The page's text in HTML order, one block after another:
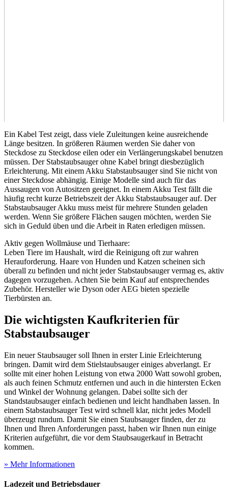
Ein Kabel Testzeigt, dass viele Zuleitungen keine ausreichende
Länge besitzen. In größeren Räumen werden Sie daher von
Steckdose zu Steckdose eilen oder ein Verlängerungskabel benutzen
müssen. Der Stabstaubsauger ohne Kabel bringt diesbezüglich
Erleichterung. Mit einem Akku Stabstaubsauger sind Sie nicht von
einer Steckdose abhängig. Einige Modelle sind auch für das
Aussaugen von Autositzen geeignet. In einem Akku Testfällt die
häufig recht kurze Betriebszeit der Akku Stabstaubsauger auf. Der
Stabstaubsauger Akku muss meist für mehrere Stunden geladen
werden. Wenn Sie größere Flächen saugen möchten, werden Sie
sich in Geduld üben und die Arbeit in Raten erledigen müssen.
Aktiv gegen Wollmäuse und Tierhaare:
Leben Tiere im Haushalt, wird die Reinigung oft zur wahren
Herauforderung. Haare von Hunden und Katzen scheinen sich
überall zu befinden und nicht jeder Stabstaubsauger vermag es, aktiv
dagegen vorzugehen. Achten Sie beim Kauf auf entsprechendes
Zubehör. Hersteller wie Dyson oder AEG bieten spezielle
Tierbürsten an.
Die wichtigsten Kaufkriterien für
Stabstaubsauger
Ein neuer Staubsauger soll Ihnen in erster Linie Erleichterung
bringen. Damit wird dem Stielstaubsauger einiges abverlangt. Er
sollte mit einer hohen Leistung von etwa 2000 Watt sowohl groben,
als auch feinen Schmutz entfernen und auch in die hintersten Ecken
und Winkel der Wohnung gelangen. Dabei sollte sich der
Standstaubsauger einfach bedienen und leicht handhaben lassen. In
einem Stabstaubsauger Test wird schnell klar, nicht jedes Modell
überzeugt rundum. Damit Sie einen Staubsauger finden, der zu
Ihnen und Ihren Anforderungen passt, haben wir Ihnen nun einige
Kriterien aufgeführt, die vor dem Staubsaugerkauf in Betracht
kommen.
» Mehr Informationen
Ladezeit und Betriebsdauer